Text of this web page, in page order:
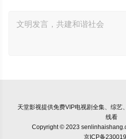
天堂影视提供免费VIP电视剧全集、综艺
线看
Copyright © 2023
京ICP备